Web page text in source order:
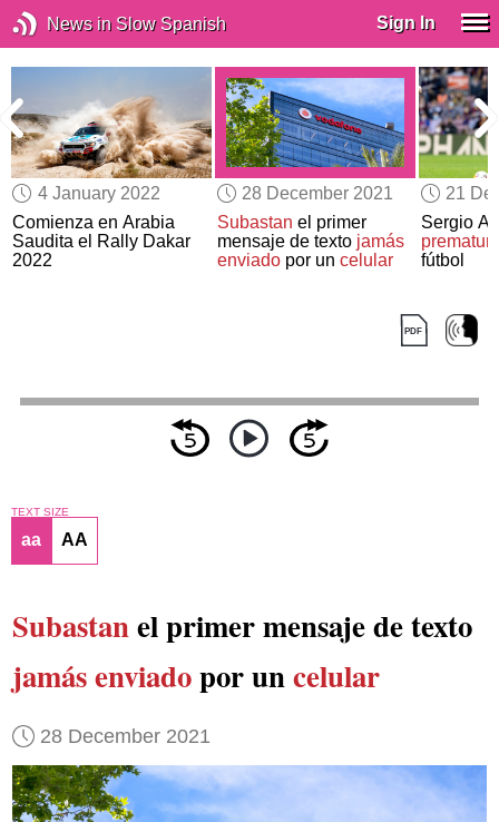
News in Slow Spanish Sign In
4 January 2022
Comienza en Arabia
Saudita el Rally Dakar
2022
28 December 2021
Subastan el primer
mensaje de texto jamás
enviadopor un celular
21
Sergio
fútbol
TEXT SIZE
aa AA
Subastanel primer mensaje de texto
jamás enviadopor uncelular
28 December 2021